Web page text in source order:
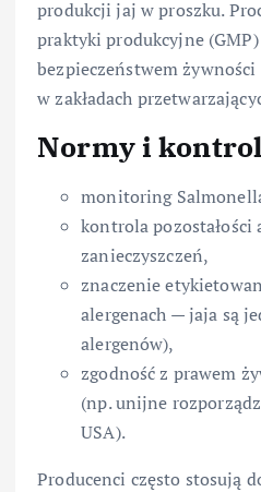
produkcji jaj w proszku.
praktyki produkcyjne
bezpieczeństwem żywności
w zakładach
Normy i
monitoring
kontrola
zanieczyszczeń,
znaczenie
alergenach — jaja są
alergenów),
zgodność z prawem
(np. unijne
USA).
Producenci często stosują